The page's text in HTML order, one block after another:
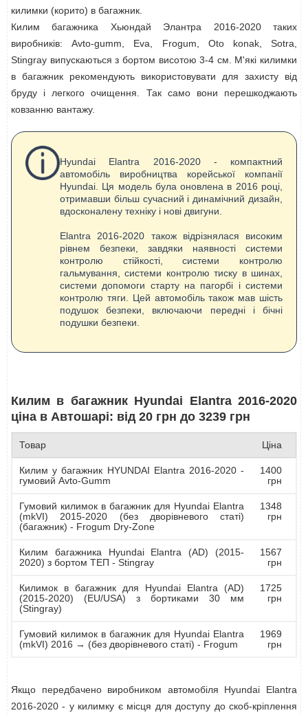
килимки (корито) в багажник.
Килим багажника Хьюндай Элантра 2016-2020 таких
виробників: Avto-gumm, Eva, Frogum, Oto konak, Sotra,
Stingray випускаються з бортом висотою 3-4 см. М'які килимки
в багажник рекомендують використовувати для захисту від
бруду і легкого очищення. Так само вони перешкоджають
ковзанню вантажу.
Hyundai Elantra 2016-2020 - компактний
автомобіль виробництва корейської компанії
Hyundai. Ця модель була оновлена в 2016 році,
отримавши більш сучасний і динамічний дизайн,
вдосконалену техніку і нові двигуни.
Elantra 2016-2020 також відрізнялася високим
рівнем безпеки, завдяки наявності системи
контролю стійкості, системи контролю
гальмування, системи контролю тиску в шинах,
системи допомоги старту на пагорбі і системи
контролю тяги. Цей автомобіль також мав шість
подушок безпеки, включаючи передні і бічні
подушки безпеки.
Килим в багажник Hyundai Elantra 2016-2020
ціна в Автошарі: від 20 грн до 3239 грн
Товар Ціна
Килим у багажник HYUNDAI Elantra 2016-2020 -
гумовий Avto-Gumm
1400
грн
Гумовий килимок в багажник для Hyundai Elantra
(mkVI) 2015-2020 (без дворівневого статі)
(багажник) - Frogum Dry-Zone
1348
грн
Килим багажника Hyundai Elantra (AD) (2015-
2020) з бортом ТЕП - Stingray
1567
грн
Килимок в багажник для Hyundai Elantra (AD)
(2015-2020) (EU/USA) з бортиками 30 мм
(Stingray)
1725
грн
Гумовий килимок в багажник для Hyundai Elantra
(mkVI) 2016 → (без дворівневого статі) - Frogum
1969
грн
Якщо передбачено виробником автомобіля Hyundai Elantra
2016-2020 - у килимку є місця для доступу до скоб-кріплення